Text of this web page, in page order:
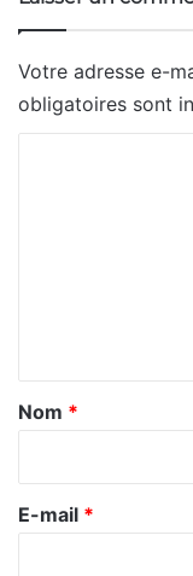
Votre adresse e-
obligatoires sont
a
r
e
Nom *
E-mail *